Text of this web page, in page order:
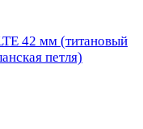
42 мм (титановый
петля)